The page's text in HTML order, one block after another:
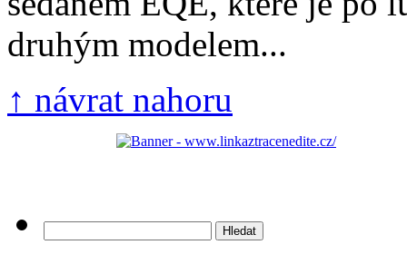
druhým modelem...
↑ návrat nahoru